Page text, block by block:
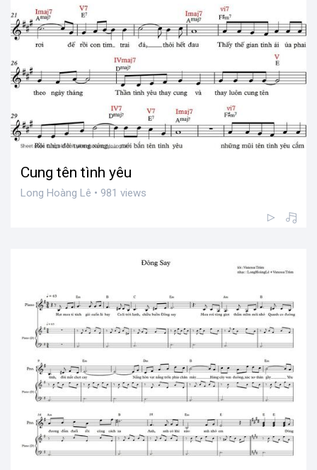
Cung tên tình yêu
Long Hoàng Lê • 981 views